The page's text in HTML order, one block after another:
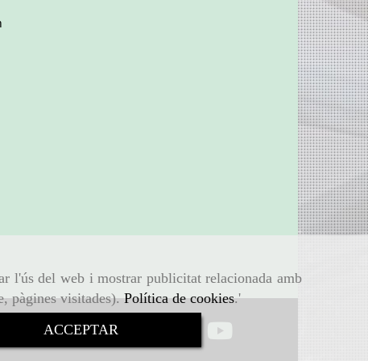
l'ús del web i mostrar publicitat relacionada amb
pàgines visitades).Política de cookies.'
ACCEPTAR